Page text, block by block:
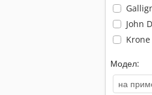
John
Krone
Модел: